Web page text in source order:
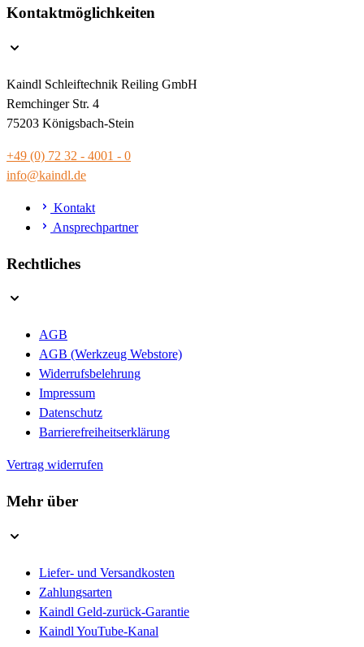
Kontaktmöglichkeiten
Kaindl Schleiftechnik Reiling GmbH
Remchinger Str. 4
75203 Königsbach-Stein
+49 (0) 72 32 - 4001 - 0
info@kaindl.de
Kontakt
Ansprechpartner
Rechtliches
AGB
AGB (Werkzeug Webstore)
Widerrufsbelehrung
Impressum
Datenschutz
Barrierefreiheitserklärung
Vertrag widerrufen
Mehr über
Liefer- und Versandkosten
Zahlungsarten
Kaindl Geld-zurück-Garantie
Kaindl YouTube-Kanal